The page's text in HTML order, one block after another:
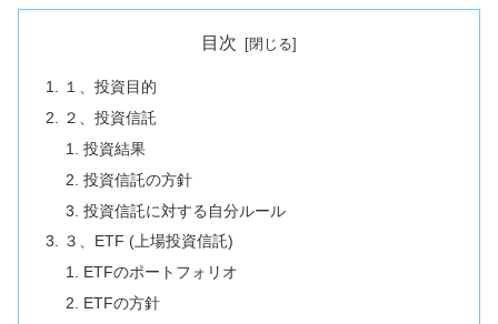
目次
１、投資目的
２、投資信託
投資結果
投資信託の方針
投資信託に対する自分ルール
３、ETF (上場投資信託)
ETFのポートフォリオ
ETFの方針